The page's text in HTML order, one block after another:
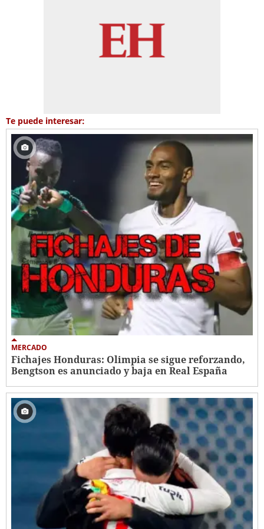
Te puede interesar:
MERCADO
Fichajes Honduras: Olimpia se sigue reforzando,
Bengtson es anunciado y baja en Real España